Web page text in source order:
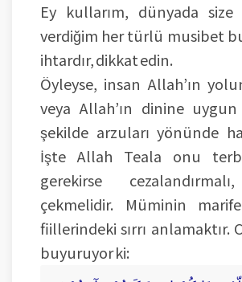
Ey kullarım, dünyada
verdiğim her türlü musibet
ihtardır, dikkat edin.
Öyleyse, insan Allah’ın
veya Allah’ın dinine
şekilde arzuları yönünde
İşte Allah Teala onu
gerekirse
çekmelidir. Müminin
fiillerindeki sırrı anlamaktır.
buyuruyor ki: